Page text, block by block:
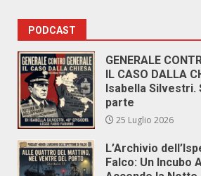
PODCAST
GENERALE
IL CASO DALLA
Isabella Silvestri.
parte
25 Luglio 2026
L’Archivio
Falco: Un Incubo